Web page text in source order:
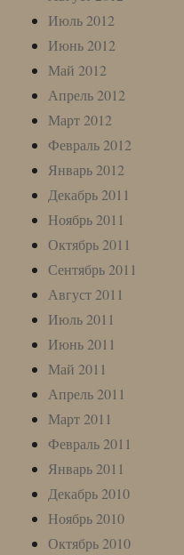
Июль 2012
Июнь 2012
Май 2012
Апрель 2012
Март 2012
Февраль 2012
Январь 2012
Декабрь 2011
Ноябрь 2011
Октябрь 2011
Сентябрь 2011
Август 2011
Июль 2011
Июнь 2011
Май 2011
Апрель 2011
Март 2011
Февраль 2011
Январь 2011
Декабрь 2010
Ноябрь 2010
Октябрь 2010